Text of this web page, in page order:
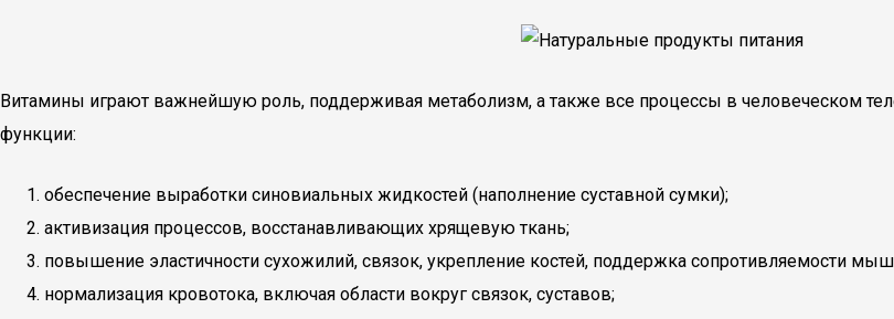
Витамины играют важнейшую роль, поддерживая метаболизм, а также все процессы в человеческом
функции:
обеспечение выработки синовиальных жидкостей (наполнение суставной сумки);
активизация процессов, восстанавливающих хрящевую ткань;
повышение эластичности сухожилий, связок, укрепление костей, поддержка сопротивляемости
нормализация кровотока, включая области вокруг связок, суставов;